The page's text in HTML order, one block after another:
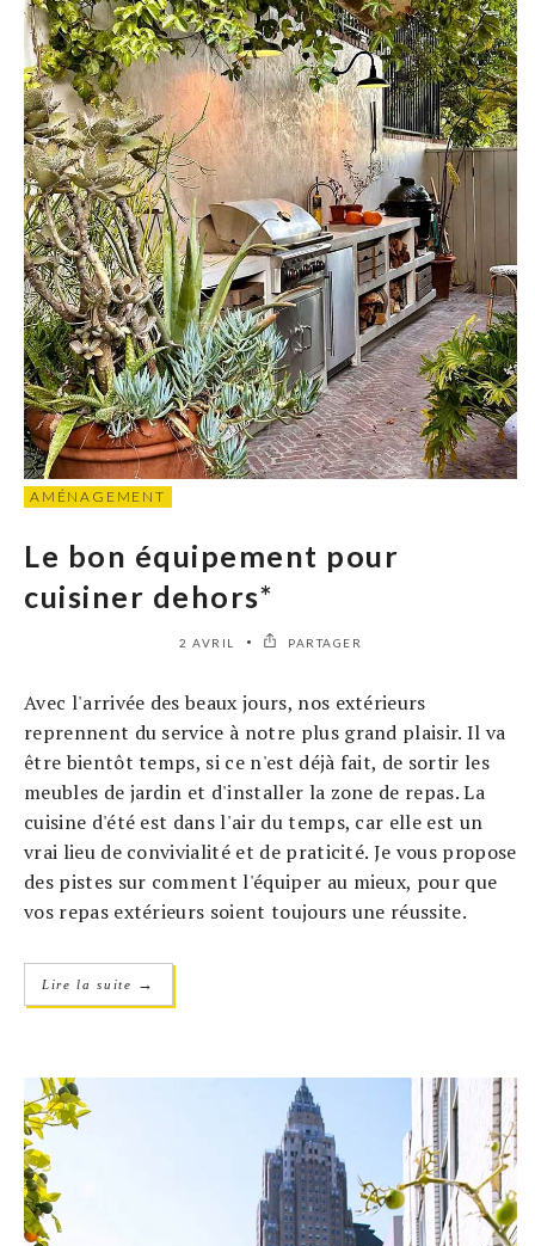
AMÉNAGEMENT
Le bon équipement pour
cuisiner dehors*
2 AVRIL PARTAGER
Avec l'arrivée des beaux jours, nos extérieurs
reprennent du service à notre plus grand plaisir. Il va
être bientôt temps, si ce n'est déjà fait, de sortir les
meubles de jardin et d'installer la zone de repas. La
cuisine d'été est dans l'air du temps, car elle est un
vrai lieu de convivialité et de praticité. Je vous propose
des pistes sur comment l'équiper au mieux, pour que
vos repas extérieurs soient toujours une réussite.
Lire la suite →